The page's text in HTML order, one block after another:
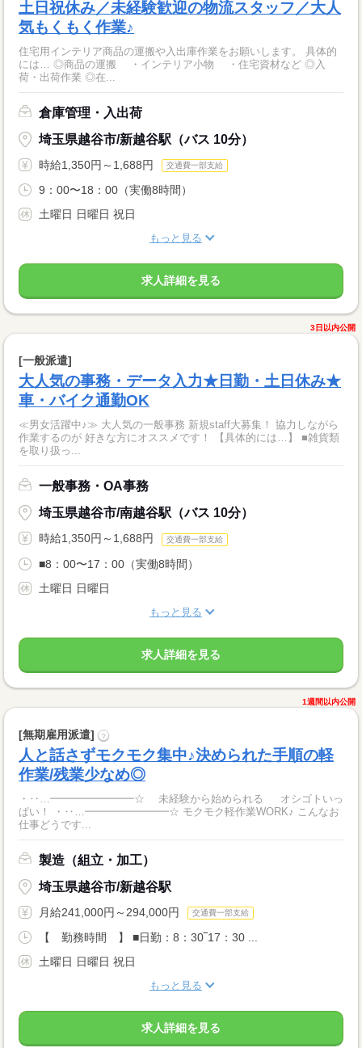
土日祝休み／未経験歓迎の物流スタッフ／大人
気もくもく作業♪
住宅用インテリア商品の運搬や入出庫作業をお願いします。 具体的
には… ◎商品の運搬 ・インテリア小物 ・住宅資材など ◎入
荷・出荷作業 ◎在...
倉庫管理・入出荷
埼玉県越谷市/新越谷駅（バス 10分）
時給1,350円～1,688円 交通費一部支給
9：00〜18：00（実働8時間）
土曜日 日曜日 祝日
もっと見る
求人詳細を見る
3日以内公開
[一般派遣]
大人気の事務・データ入力★日勤・土日休み★
車・バイク通勤OK
≪男女活躍中♪≫ 大人気の一般事務 新規staff大募集！ 協力しながら
作業するのが 好きな方にオススメです！ 【具体的には…】 ■雑貨類
を取り扱っ...
一般事務・OA事務
埼玉県越谷市/南越谷駅（バス 10分）
時給1,350円～1,688円 交通費一部支給
■8：00〜17：00（実働8時間）
土曜日 日曜日
もっと見る
求人詳細を見る
1週間以内公開
[無期雇用派遣] ?
人と話さずモクモク集中♪決められた手順の軽
作業/残業少なめ◎
・‥…━━━━━━━━☆ 未経験から始められる オシゴトいっ
ぱい！ ・‥…━━━━━━━━☆ モクモク軽作業WORK♪ こんなお
仕事どうです...
製造（組立・加工）
埼玉県越谷市/新越谷駅
月給241,000円～294,000円 交通費一部支給
【 勤務時間 】 ■日勤：8：30‾17：30 ...
土曜日 日曜日 祝日
もっと見る
求人詳細を見る